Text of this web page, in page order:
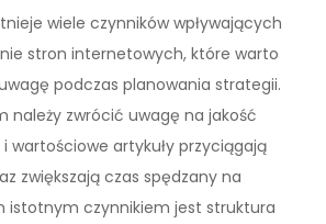
wiele czynników wpływających
stron internetowych, które warto
podczas planowania strategii.
należy zwrócić uwagę na jakość
wartościowe artykuły przyciągają
zwiększają czas spędzany na
istotnym czynnikiem jest struktura